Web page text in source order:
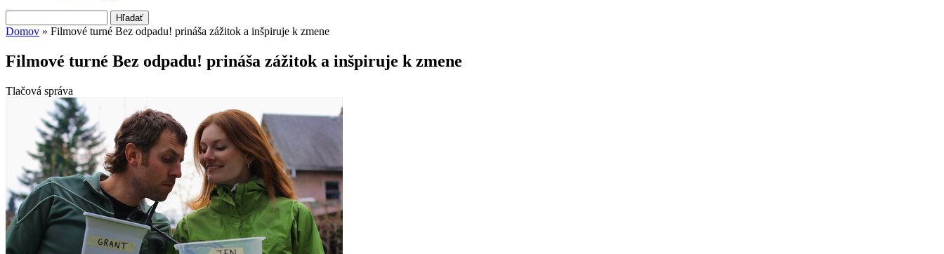
Vyhľadávanie
Domov » Filmové turné Bez odpadu! prináša zážitok a inšpiruje k zmene
Filmové turné Bez odpadu! prináša zážitok a inšpiruje k zmene
Tlačová správa